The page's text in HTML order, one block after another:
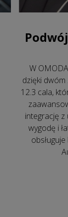
W
dzięki
12.3 cala,
integrację z
wygodę i